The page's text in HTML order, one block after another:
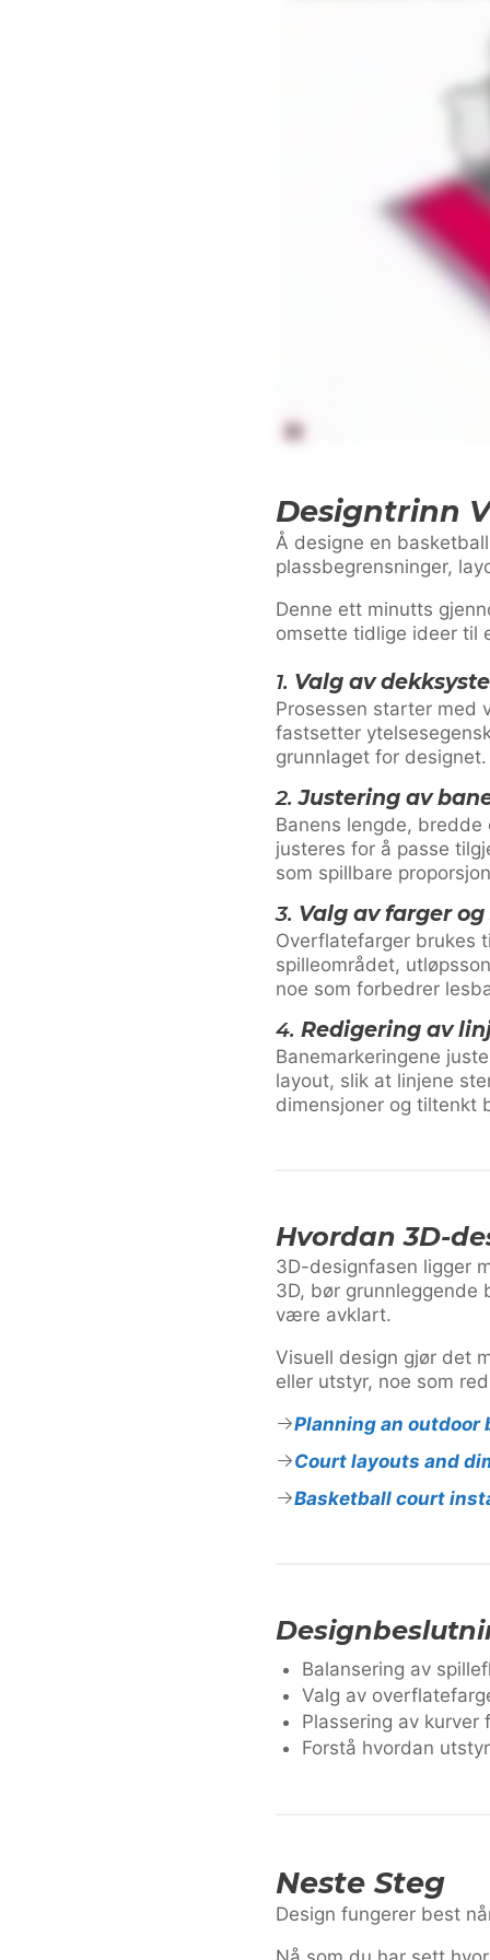
Designtrinn
Å designe en
plassbegrensninger,
Denne ett minutts
omsette tidlige ideer til
1. Valg av
Prosessen starter med
fastsetter
grunnlaget for designet.
2.Justering av
Banens lengde,
justeres for å passe
som spillbare
3. Valg av farger og
Overflatefarger brukes
spilleområdet,
noe som forbedrer
4. Redigering av
Banemarkeringene
layout, slik at linjene
dimensjoner og tiltenkt
Hvordan 3D-
3D-designfasen ligger
3D, bør grunnleggende
være avklart.
Visuell design gjør det
eller utstyr, noe som
Planning an outdoor
Court layouts and
Basketball court
Balansering av
Valg av
Plassering av
Forstå hvordan
Neste Steg
Design fungerer best